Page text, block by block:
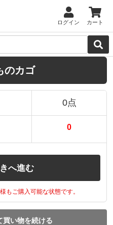
ログイン カート
のカゴ
0点
0
へ進む
もご購入可能な状態です。
買い物を続ける